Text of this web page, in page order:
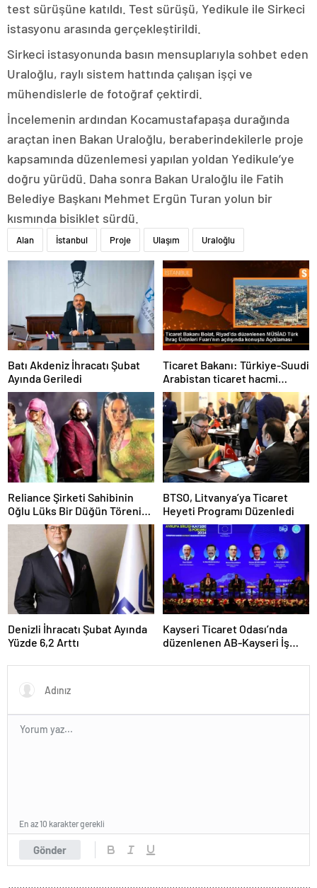
test sürüşüne katıldı. Test sürüşü, Yedikule ile Sirkeci
istasyonu arasında gerçekleştirildi.
Sirkeci istasyonunda basın mensuplarıyla sohbet eden
Uraloğlu, raylı sistem hattında çalışan işçi ve
mühendislerle de fotoğraf çektirdi.
İncelemenin ardından Kocamustafapaşa durağında
araçtan inen Bakan Uraloğlu, beraberindekilerle proje
kapsamında düzenlemesi yapılan yoldan Yedikule’ye
doğru yürüdü. Daha sonra Bakan Uraloğlu ile Fatih
Belediye Başkanı Mehmet Ergün Turan yolun bir
kısmında bisiklet sürdü.
Alan İstanbul Proje Ulaşım Uraloğlu
Batı Akdeniz İhracatı Şubat
Ayında Geriledi
Ticaret Bakanı: Türkiye-Suudi
Arabistan ticaret hacmi
artacak
Reliance Şirketi Sahibinin
Oğlu Lüks Bir Düğün Töreni
Düzenledi
BTSO, Litvanya’ya Ticaret
Heyeti Programı Düzenledi
Denizli İhracatı Şubat Ayında
Yüzde 6,2 Arttı
Kayseri Ticaret Odası’nda
düzenlenen AB-Kayseri İş
ve dijitalleşme vurgusu
Gönder
En az 10 karakter gerekli